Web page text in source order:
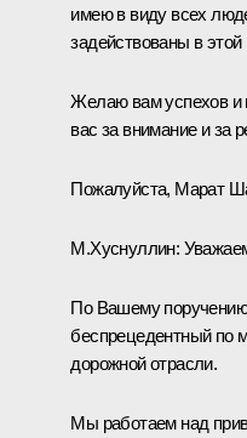
имею в виду всех
задействованы в
Желаю вам успехов и
вас за внимание и за
Пожалуйста, Марат
М.Хуснуллин:
По Вашему
беспрецедентный по
дорожной отрасли.
Мы работаем над